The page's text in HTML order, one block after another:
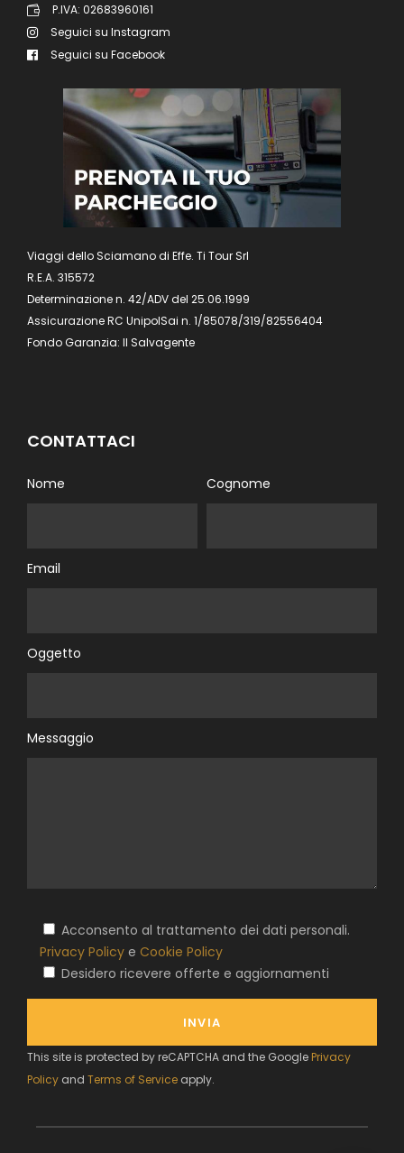
P.IVA: 02683960161
Seguici su Instagram
Seguici su Facebook
Viaggi dello Sciamano di Effe. Ti Tour Srl
R.E.A. 315572
Determinazione n. 42/ADV del 25.06.1999
Assicurazione RC UnipolSai n. 1/85078/319/82556404
Fondo Garanzia: Il Salvagente
CONTATTACI
Nome Cognome
Email
Oggetto
Messaggio
Acconsento al trattamento dei dati personali.
Privacy Policy e Cookie Policy
Desidero ricevere offerte e aggiornamenti
This site is protected by reCAPTCHA and the Google Privacy
Policy and Terms of Service apply.